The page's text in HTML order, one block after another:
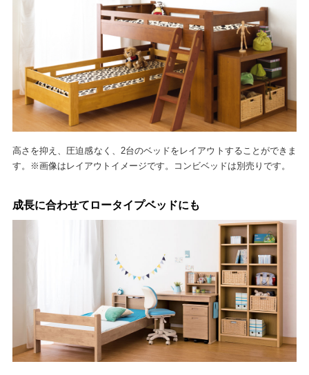
高さを抑え、圧迫感なく、2台のベッドをレイアウトすることができま
す。※画像はレイアウトイメージです。コンビベッドは別売りです。
成長に合わせてロータイプベッドにも